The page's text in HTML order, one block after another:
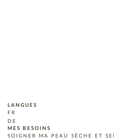
LANGUES
FR
DE
MES BESOINS
SOIGNER MA PEAU SÈCHE ET